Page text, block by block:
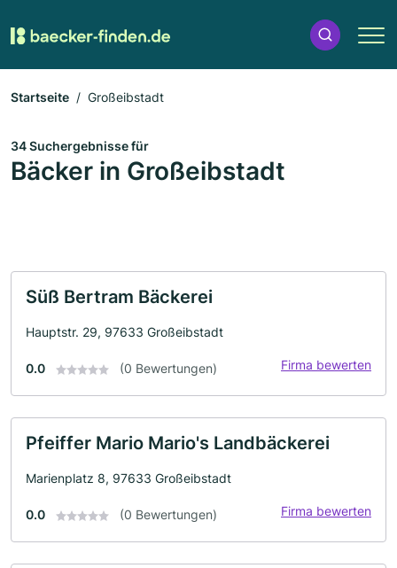
Startseite Großeibstadt
34 Suchergebnisse für
Bäcker in Großeibstadt
Süß Bertram Bäckerei
Hauptstr. 29, 97633 Großeibstadt
0.0 (0 Bewertungen) Firma bewerten
Pfeiffer Mario Mario's Landbäckerei
Marienplatz 8, 97633 Großeibstadt
0.0 (0 Bewertungen) Firma bewerten